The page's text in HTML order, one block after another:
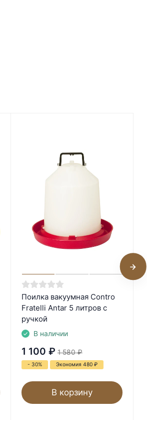
Поилка вакуумная Contro
Fratelli Antar 5 литров с
ручкой
В наличии
1 100 ₽ 1 580 ₽
- 30% Экономия 480 ₽
В корзину